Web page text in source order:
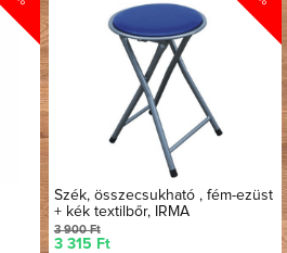
Szék, összecsukható , fém-ezüst
+ kék textilbőr, IRMA
3 900 Ft
3 315 Ft